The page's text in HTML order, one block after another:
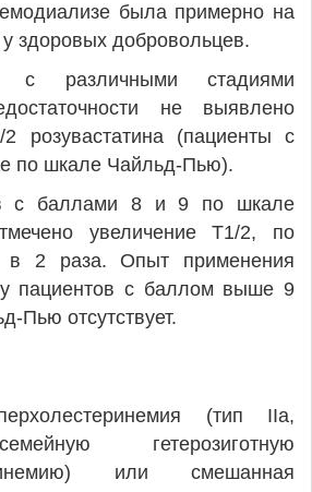
была примерно на
здоровых добровольцев.
с различными стадиями
не выявлено
2 розувастатина (пациенты с
по шкале Чайльд-Пью).
с баллами 8 и 9 по шкале
увеличение T1/2, по
в 2 раза. Опыт применения
у пациентов с баллом выше 9
Пью отсутствует.
(тип IIa,
гетерозиготную
или смешанная